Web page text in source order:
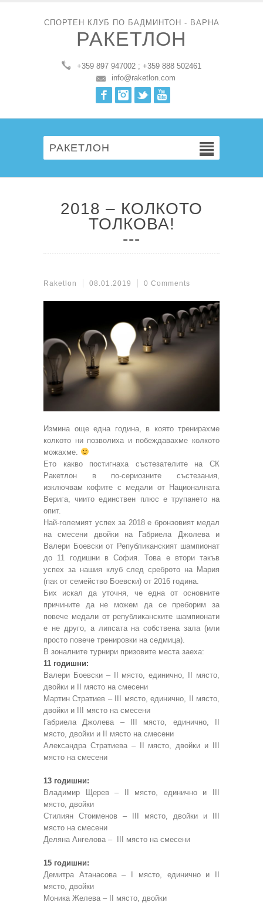
СПОРТЕН КЛУБ ПО БАДМИНТОН - ВАРНА
РАКЕТЛОН
+359 897 947002 ; +359 888 502461
info@raketlon.com
FacebookInstagram
Twitter
РАКЕТЛОН
2018 – КОЛКОТО
ТОЛКОВА!
Raketlon 08.01.2019 0 Comments
Измина още една година, в която тренирахме
колкото ни позволиха и побеждавахме колкото
можахме.
Ето какво постигнаха състезателите на СК
Ракетлон в по-сериозните състезания,
изключвам кофите с медали от Националната
Верига, чиито единствен плюс е трупането на
опит.
Най-големият успех за 2018 е бронзовият медал
на смесени двойки на Габриела Джолева и
Валери Боевски от Републиканският шампионат
до 11 годишни в София. Това е втори такъв
успех за нашия клуб след среброто на Мария
(пак от семейство Боевски) от 2016 година.
Бих искал да уточня, че една от основните
причините да не можем да се преборим за
повече медали от републиканските шампионати
е не друго, а липсата на собствена зала (или
просто повече тренировки на седмица).
В зоналните турнири призовите места заеха:
11 годишни:
Валери Боевски – II място, единично, II място,
двойки и II място на смесени
Мартин Стратиев – III място, единично, II място,
двойки и III място на смесени
Габриела Джолева – III място, единично, II
място, двойки и II място на смесени
Александра Стратиева – II място, двойки и III
място на смесени
13 годишни:
Владимир Щерев – II място, единично и III
място, двойки
Стилиян Стоименов – III място, двойки и III
място на смесени
Деляна Ангелова – III място на смесени
15 годишни:
Демитра Атанасова – I място, единично и II
място, двойки
Моника Желева – II място, двойки